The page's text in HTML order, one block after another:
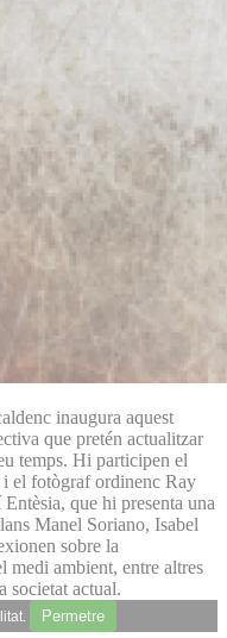
inaugura aquest
que pretén actualitzar
temps. Hi participen el
el fotògraf ordinenc Ray
que hi presenta una
Manel Soriano, Isabel
sobre la
medi ambient, entre altres
societat actual.
Permetre